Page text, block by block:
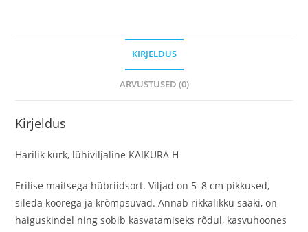
KIRJELDUS
ARVUSTUSED (0)
Kirjeldus
Harilik kurk, lühiviljaline KAIKURA H
Erilise maitsega hübriidsort. Viljad on 5–8 cm pikkused,
sileda koorega ja krõmpsuvad. Annab rikkalikku saaki, on
haiguskindel ning sobib kasvatamiseks rõdul, kasvuhoones